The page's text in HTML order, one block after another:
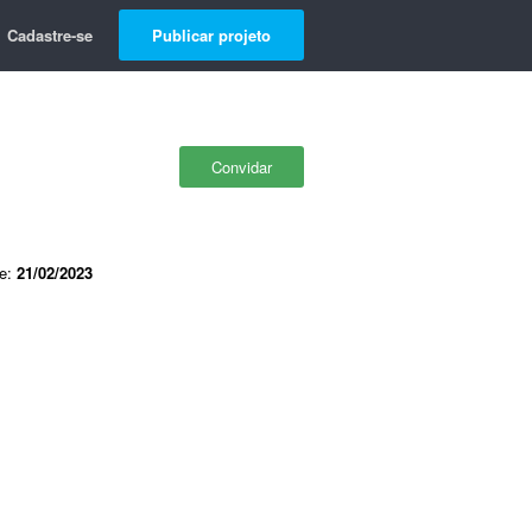
Cadastre-se Publicar projeto
Convidar
21/02/2023